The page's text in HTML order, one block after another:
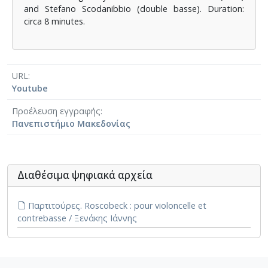
and Stefano Scodanibbio (double­ basse). Duration:
circa 8 minutes.
URL
Youtube
Προέλευση εγγραφής
Πανεπιστήμιο Μακεδονίας
Διαθέσιμα ψηφιακά αρχεία
Παρτιτούρες. Roscobeck : pour violoncelle et
contrebasse / Ξενάκης Ιάννης